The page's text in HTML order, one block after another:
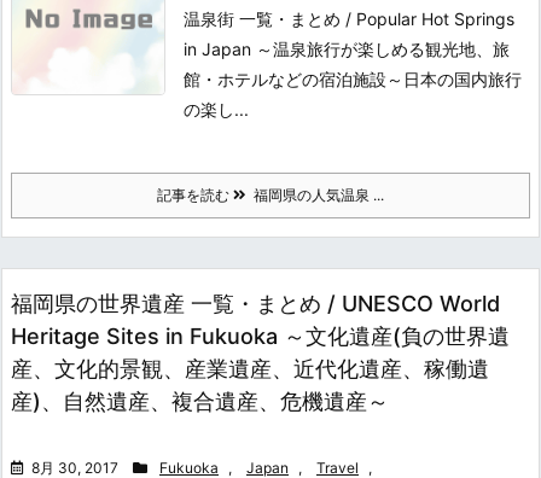
温泉街 一覧・まとめ / Popular Hot Springs
in Japan ～温泉旅行が楽しめる観光地、旅
館・ホテルなどの宿泊施設～日本の国内旅行
の楽し...
記事を読む 福岡県の人気温泉 ...
福岡県の世界遺産 一覧・まとめ / UNESCO World
Heritage Sites in Fukuoka ～文化遺産(負の世界遺
産、文化的景観、産業遺産、近代化遺産、稼働遺
産)、自然遺産、複合遺産、危機遺産～
8月 30, 2017 Fukuoka , Japan , Travel ,